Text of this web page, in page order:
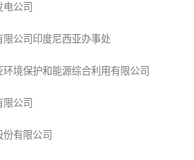
公司
限公司印度尼西亚办事处
境保护和能源综合利用有限公司
公司
有限公司